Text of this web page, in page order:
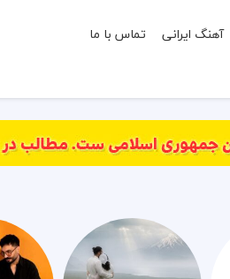
آهنگ ایرانی تماس با ما